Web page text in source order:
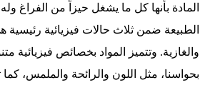
المادة بأنها كل ما يشغل حيزاً من الفراغ
الطبيعة ضمن ثلاث حالات فيزيائية رئيسية
والغازية. وتتميز المواد بخصائص فيزيائية
بحواسنا، مثل اللون والرائحة والملمس، كما